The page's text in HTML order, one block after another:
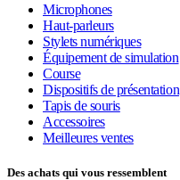
Microphones
Haut-parleurs
Stylets numériques
Équipement de simulation
Course
Dispositifs de présentation
Tapis de souris
Accessoires
Meilleures ventes
Des achats qui vous ressemblent